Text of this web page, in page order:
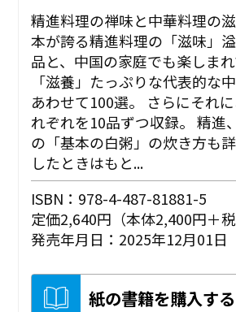
精進料理の禅味と中華料理の
本が誇る精進料理の「滋味」
品と、中国の家庭でも楽しま
「滋養」たっぷりな代表的な
あわせて100選。 さらにそれ
れぞれを10品ずつ収録。 精進
の「基本の白粥」の炊き方も
したときはもと...
ISBN：978-4-487-81881-5
定価2,640円（本体2,400円＋税
発売年月日：2025年12月01日
紙の書籍を購入する